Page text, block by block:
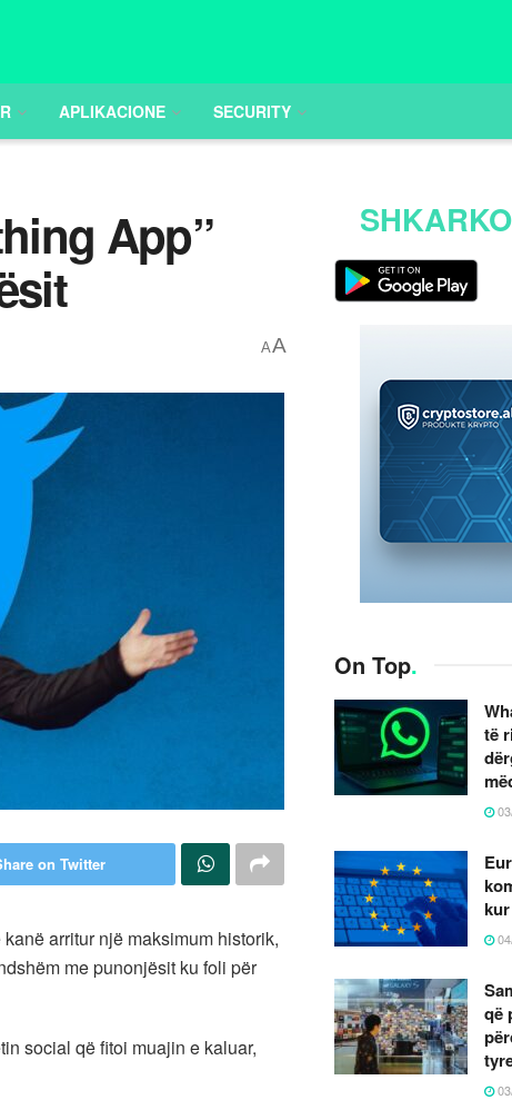
APLIKACIONE SECURITY
App”
AA
on Twitter
arritur një maksimum historik,
me punonjësit ku foli për
social që fitoi muajin e kaluar,
On Top.
të
që